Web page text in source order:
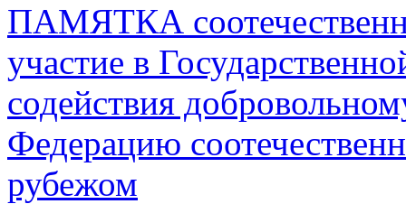
ПАМЯТКА
участие в
содействия
Федерацию
рубежом